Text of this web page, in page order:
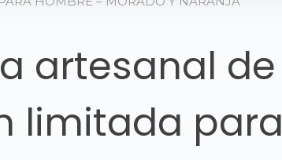
artesanal de
limitada para